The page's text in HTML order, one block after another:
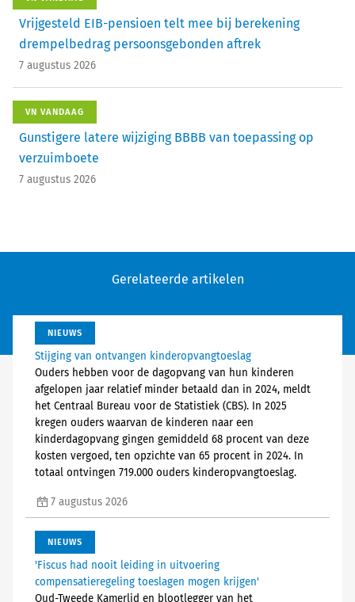
Vrijgesteld EIB-pensioen telt mee bij berekening
drempelbedrag persoonsgebonden aftrek
7 augustus 2026
VN VANDAAG
Gunstigere latere wijziging BBBB van toepassing op
verzuimboete
7 augustus 2026
Gerelateerde artikelen
NIEUWS
Stijging van ontvangen kinderopvangtoeslag
Ouders hebben voor de dagopvang van hun kinderen
afgelopen jaar relatief minder betaald dan in 2024, meldt
het Centraal Bureau voor de Statistiek (CBS). In 2025
kregen ouders waarvan de kinderen naar een
kinderdagopvang gingen gemiddeld 68 procent van deze
kosten vergoed, ten opzichte van 65 procent in 2024. In
totaal ontvingen 719.000 ouders kinderopvangtoeslag.
7 augustus 2026
NIEUWS
'Fiscus had nooit leiding in uitvoering
compensatieregeling toeslagen mogen krijgen'
Oud-Tweede Kamerlid en blootlegger van het